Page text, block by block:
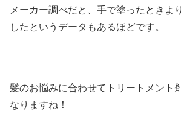
メーカー調べだと、手で塗ったときよ
したというデータもあるほどです。
髪のお悩みに合わせてトリートメント
なりますね！